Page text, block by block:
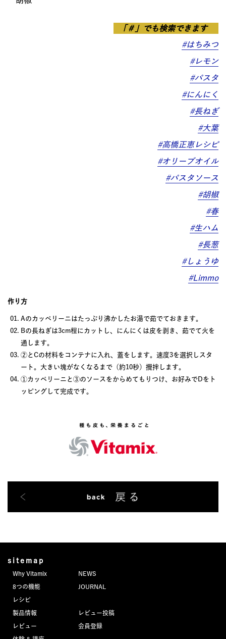
「＃」でも検索できます
#はちみつ
#レモン
#パスタ
#にんにく
#長ねぎ
#大葉
#高橋正恵レシピ
#オリーブオイル
#パスタソース
#胡椒
#春
#生ハム
#長葱
#しょうゆ
#Limmo
作り方
Aのカッペリーニはたっぷり沸かしたお湯で茹でておきます。
Bの長ねぎは3cm程にカットし、にんにくは皮を剥き、茹でて火を
通します。
②とCの材料をコンテナに入れ、蓋をします。速度3を選択しスタ
ート。大きい塊がなくなるまで（約10秒）攪拌します。
①カッペリーニと③のソースをからめてもりつけ、お好みでDをト
ッピングして完成です。
sitemap
Why Vitamix
8つの機能
レシピ
製品情報
レビュー
NEWS
JOURNAL
レビュー投稿
会員登録